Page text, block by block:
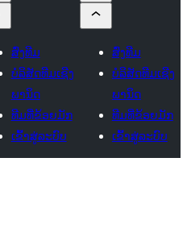
ສົ່ງທີມ
ບໍລິສັດທີມເຊີງ
ພານິດ
ທີມທີ່ຂ້ອຍມັກ
ເຂົ້າສູ່ລະບົບ
ສົ່ງທີມ
ບໍລິສັດທີມເຊີງ
ພານິດ
ທີມທີ່ຂ້ອຍມັກ
ເຂົ້າສູ່ລະບົບ